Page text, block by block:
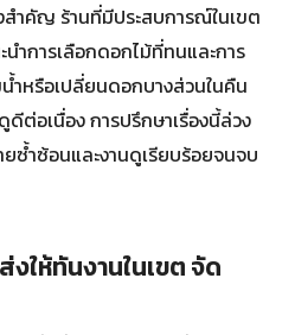
ำคัญ ร้านที่มีประสบการณ์ในเขต
ำการเลือกดอกไม้ที่ทนและการ
น้ำหรือเปลี่ยนดอกบางส่วนในคืน
ต่อเนื่อง การปรึกษาเรื่องนี้ล่วง
ยซ้ำซ้อนและงานดูเรียบร้อยจนจบ
ให้ทันงานในเขต จัด